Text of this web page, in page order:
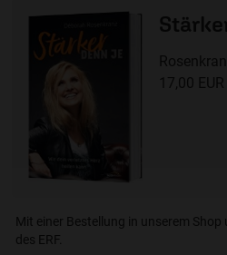
17,00 EUR
Mit einer Bestellung in unserem
des ERF.